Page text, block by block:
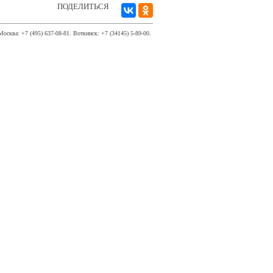
ПОДЕЛИТЬСЯ
+7 (495) 637-08-81. Воткинск: +7 (34145) 5-89-00.